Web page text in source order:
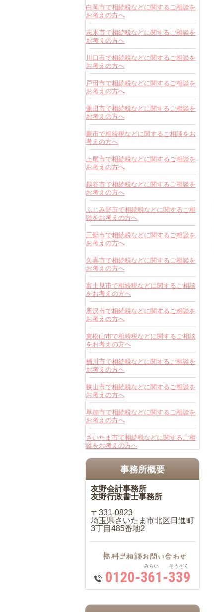
白岡市で相続税などに関するご相談を
お考えの方へ
志木市で相続税などに関するご相談を
お考えの方へ
川口市で相続税などに関するご相談を
お考えの方へ
戸田市で相続税などに関するご相談を
お考えの方へ
蓮田市で相続税などに関するご相談を
お考えの方へ
蕨市で相続税などに関するご相談をお
考えの方へ
上尾市で相続税などに関するご相談を
お考えの方へ
越谷市で相続税などに関するご相談を
お考えの方へ
ふじみ野市で相続税などに関するご相
談をお考えの方へ
三郷市で相続税などに関するご相談を
お考えの方へ
久喜市で相続税などに関するご相談を
お考えの方へ
富士見市で相続税などに関するご相談
をお考えの方へ
所沢市で相続税などに関するご相談を
お考えの方へ
東松山市で相続税などに関するご相談
をお考えの方へ
桶川市で相続税などに関するご相談を
お考えの方へ
狭山市で相続税などに関するご相談を
お考えの方へ
草加市で相続税などに関するご相談を
お考えの方へ
さいたま市で相続税などに関するご相
談をお考えの方へ
事務所概要
友野会計事務所
友野行政書士事務所
〒331-0823
埼玉県さいたま市北区日進町
3丁目485番地2
みらい そうぞく
0120-361-339